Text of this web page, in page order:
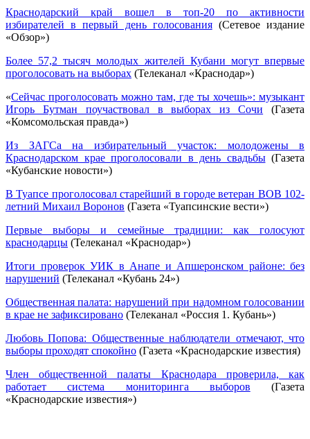
Краснодарский край вошел в топ-20 по активности
избирателей в первый день голосования(Сетевое издание
«Обзор»)
Более 57,2 тысяч молодых жителей Кубани могут впервые
проголосовать на выборах (Телеканал «Краснодар»)
«Сейчас проголосовать можно там, где ты хочешь»: музыкант
Игорь Бутман поучаствовал в выборах из Сочи (Газета
«Комсомольская правда»)
Из ЗАГСа на избирательный участок: молодожены в
Краснодарском крае проголосовали в день свадьбы(Газета
«Кубанские новости»)
В Туапсе проголосовал старейший в городе ветеран ВОВ 102-
летний Михаил Воронов (Газета «Туапсинские вести»)
Первые выборы и семейные традиции: как голосуют
краснодарцы (Телеканал «Краснодар»)
Итоги проверок УИК в Анапе и Апшеронском районе: без
нарушений (Телеканал «Кубань 24»)
Общественная палата: нарушений при надомном голосовании
в крае не зафиксировано (Телеканал «Россия 1. Кубань»)
Любовь Попова: Общественные наблюдатели отмечают, что
выборы проходят спокойно (Газета «Краснодарские известия)
Член общественной палаты Краснодара проверила, как
работает система мониторинга выборов (Газета
«Краснодарские известия»)